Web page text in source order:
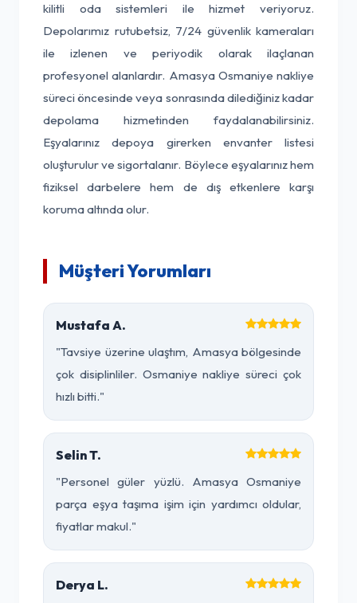
kilitli oda sistemleri ile hizmet veriyoruz.
Depolarımız rutubetsiz, 7/24 güvenlik kameraları
ile izlenen ve periyodik olarak ilaçlanan
profesyonel alanlardır. Amasya Osmaniye nakliye
süreci öncesinde veya sonrasında dilediğiniz kadar
depolama hizmetinden faydalanabilirsiniz.
Eşyalarınız depoya girerken envanter listesi
oluşturulur ve sigortalanır. Böylece eşyalarınız hem
fiziksel darbelere hem de dış etkenlere karşı
koruma altında olur.
Müşteri Yorumları
Mustafa A.
"Tavsiye üzerine ulaştım, Amasya bölgesinde
çok disiplinliler. Osmaniye nakliye süreci çok
hızlı bitti."
Selin T.
"Personel güler yüzlü. Amasya Osmaniye
parça eşya taşıma işim için yardımcı oldular,
fiyatlar makul."
Derya L.